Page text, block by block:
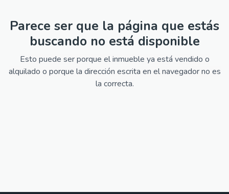
Parece ser que la página que estás
buscando no está disponible
Esto puede ser porque el inmueble ya está vendido o
alquilado o porque la dirección escrita en el navegador no es
la correcta.